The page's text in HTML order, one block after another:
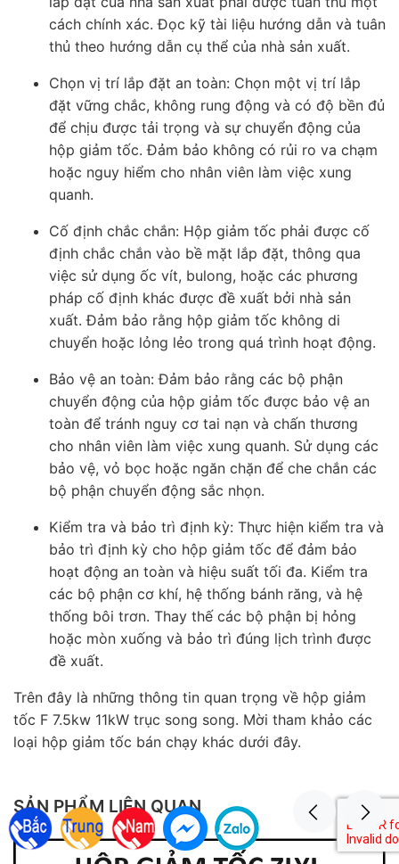
cách chính xác. Đọc kỹ tài liệu hướng dẫn và tuân
thủ theo hướng dẫn cụ thể của nhà sản xuất.
Chọn vị trí lắp đặt an toàn: Chọn một vị trí lắp
đặt vững chắc, không rung động và có độ bền đủ
để chịu được tải trọng và sự chuyển động của
hộp giảm tốc. Đảm bảo không có rủi ro va chạm
hoặc nguy hiểm cho nhân viên làm việc xung
quanh.
Cố định chắc chắn: Hộp giảm tốc phải được cố
định chắc chắn vào bề mặt lắp đặt, thông qua
việc sử dụng ốc vít, bulong, hoặc các phương
pháp cố định khác được đề xuất bởi nhà sản
xuất. Đảm bảo rằng hộp giảm tốc không di
chuyển hoặc lỏng lẻo trong quá trình hoạt động.
Bảo vệ an toàn: Đảm bảo rằng các bộ phận
chuyển động của hộp giảm tốc được bảo vệ an
toàn để tránh nguy cơ tai nạn và chấn thương
cho nhân viên làm việc xung quanh. Sử dụng các
bảo vệ, vỏ bọc hoặc ngăn chặn để che chắn các
bộ phận chuyển động sắc nhọn.
Kiểm tra và bảo trì định kỳ: Thực hiện kiểm tra và
bảo trì định kỳ cho hộp giảm tốc để đảm bảo
hoạt động an toàn và hiệu suất tối đa. Kiểm tra
các bộ phận cơ khí, hệ thống bánh răng, và hệ
thống bôi trơn. Thay thế các bộ phận bị hỏng
hoặc mòn xuống và bảo trì đúng lịch trình được
đề xuất.
Trên đây là những thông tin quan trọng về hộp giảm
tốc F 7.5kw 11kW trục song song. Mời tham khảo các
loại hộp giảm tốc bán chạy khác dưới đây.
SẢN PHẨM LIÊN QUAN